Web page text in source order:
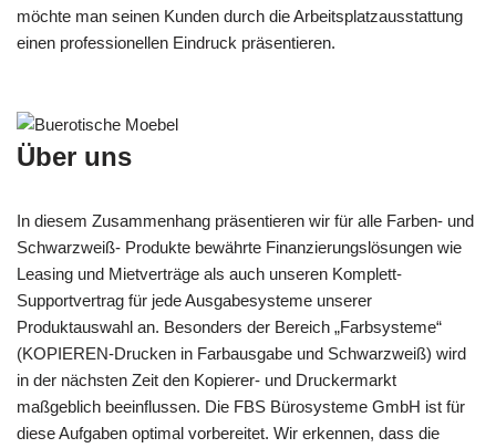
möchte man seinen Kunden durch die Arbeitsplatzausstattung
einen professionellen Eindruck präsentieren.
Über uns
In diesem Zusammenhang präsentieren wir für alle Farben- und
Schwarzweiß- Produkte bewährte Finanzierungslösungen wie
Leasing und Mietverträge als auch unseren Komplett-
Supportvertrag für jede Ausgabesysteme unserer
Produktauswahl an. Besonders der Bereich „Farbsysteme“
(KOPIEREN-Drucken in Farbausgabe und Schwarzweiß) wird
in der nächsten Zeit den Kopierer- und Druckermarkt
maßgeblich beeinflussen. Die FBS Bürosysteme GmbH ist für
diese Aufgaben optimal vorbereitet. Wir erkennen, dass die